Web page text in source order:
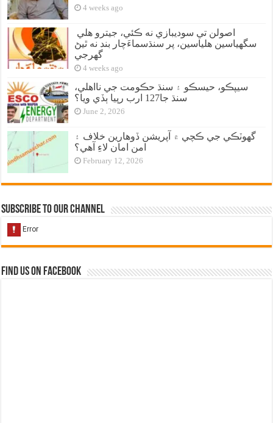
4 weeks ago
سگهياسين هلياسين، پر سنڌسماءَچار بند نه ٿيڻ
گهرجي
4 weeks ago
سيپڪو، حيسڪو ۽ سنڌ حڪومت جي نااهلي،
سنڌ جا127 ارب رپيا ٻڏي ويا؟
June 2, 2026
گهوٽڪي جي ڪچي ۾ آپريشن ڏوهارين خلاف ۽
امن امان لاءِ آهي؟
February 12, 2026
Subscribe to our Channel
Find us on Facebook